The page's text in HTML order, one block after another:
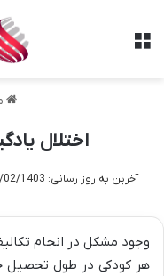
اختلال
آخرین به روز رسانی: 10/02/1403
وجود مشکل در انجام
هر کودکی در طول تحصیل